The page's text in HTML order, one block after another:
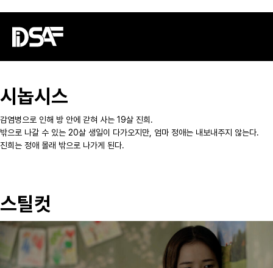
BIRTH
BIRTH | 2024 | 단편영화 | 공포/ 스릴러 | 12분 46초 | 컬러
시놉시스
감염병으로 인해 방 안에 갇혀 사는 19살 진희.
밖으로 나갈 수 있는 20살 생일이 다가오지만, 엄마 정애는 내보내주지 않는다.
진희는 정애 몰래 밖으로 나가게 된다.
스틸컷